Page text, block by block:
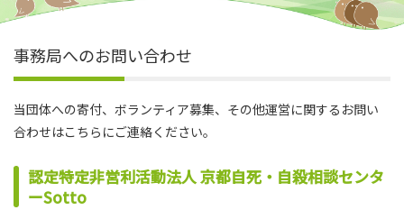
事務局へのお問い合わせ
当団体への寄付、ボランティア募集、その他運営に関するお問い
合わせはこちらにご連絡ください。
認定特定非営利活動法人 京都自死・自殺相談センタ
ーSotto